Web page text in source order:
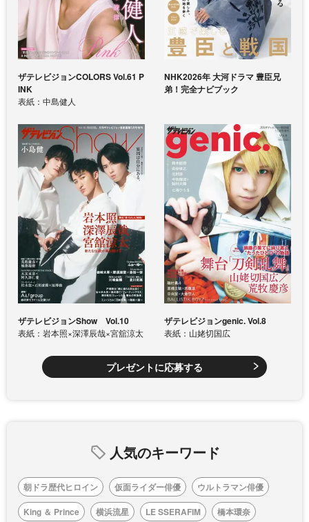
ザテレビジョンCOLORS Vol.61 P
INK
表紙：中島健人
NHK2026年 大河ドラマ 豊臣兄
弟！完全ナビブック
ザテレビジョンShow Vol.10
表紙：岩本照×深澤辰哉×宮舘涼太
ザテレビジョンgenic. Vol.8
表紙：山姥切国広
プレゼントに応募する
人気のキーワード
朝ドラ歴代ヒロイン 仮面ライダー俳優
ウルトラマン俳優
King ＆ Prince
横浜流星 LE SSERAFIM
橋本環奈